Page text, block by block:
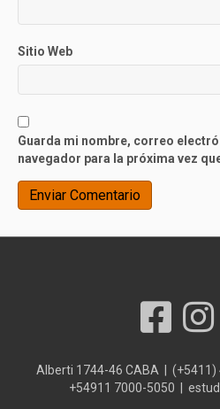
Sitio Web
Guarda mi nombre, correo
navegador para la próxima vez
Alberti 1744-46 CABA | (+5411)
+54911 7000-5050 |